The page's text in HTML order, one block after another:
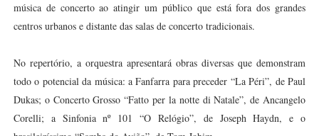
música de concerto ao atingir um público que está fora dos grandes
centros urbanos e distante das salas de concerto tradicionais.
No repertório, a orquestra apresentará obras diversas que demonstram
todo o potencial da música: a Fanfarra para preceder “La Péri”, de Paul
Dukas; o Concerto Grosso “Fatto per la notte di Natale”, de Ancangelo
Corelli; a Sinfonia nº 101 “O Relógio”, de Joseph Haydn, e o